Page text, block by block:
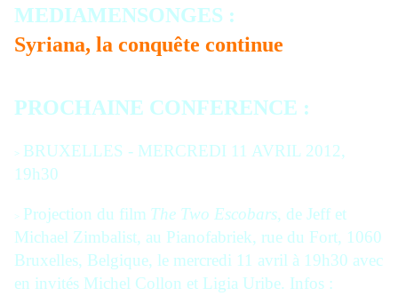
MEDIAMENSONGES :
Syriana, la conquête continue
PROCHAINE CONFERENCE :
> BRUXELLES - MERCREDI 11 AVRIL 2012,
19h30
> Projection du film The Two Escobars, de Jeff et
Michael Zimbalist, au Pianofabriek, rue du Fort, 1060
Bruxelles, Belgique, le mercredi 11 avril à 19h30 avec
en invités Michel Collon et Ligia Uribe. Infos :